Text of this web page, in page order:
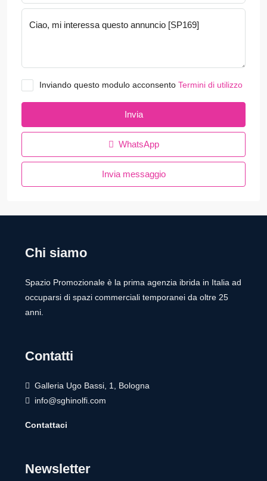
Inviando questo modulo acconsento Termini di utilizzo
Invia
WhatsApp
Invia messaggio
Chi siamo
Spazio Promozionale è la prima agenzia ibrida in Italia ad
occuparsi di spazi commerciali temporanei da oltre 25
anni.
Contatti
Galleria Ugo Bassi, 1, Bologna
info@sghinolfi.com
Contattaci
Newsletter